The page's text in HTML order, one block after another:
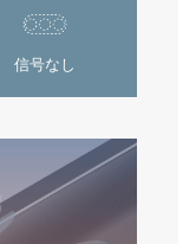
信号なし